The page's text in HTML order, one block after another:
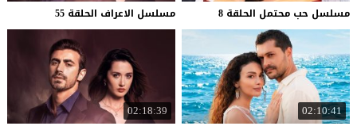
مسلسل حب محتمل الحلقة 8 مسلسل الاعراف الحلقة 55
02:10:41
02:18:39